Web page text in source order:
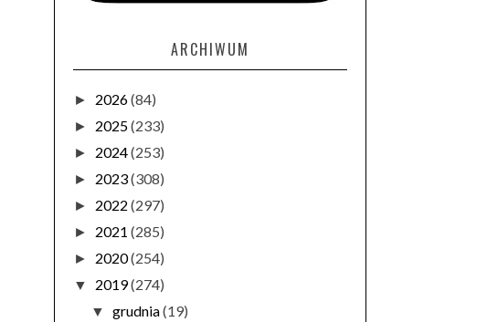
ARCHIWUM
► 2026(84)
► 2025(233)
► 2024(253)
► 2023(308)
► 2022 (297)
► 2021 (285)
► 2020(254)
▼ 2019(274)
▼grudnia(19)